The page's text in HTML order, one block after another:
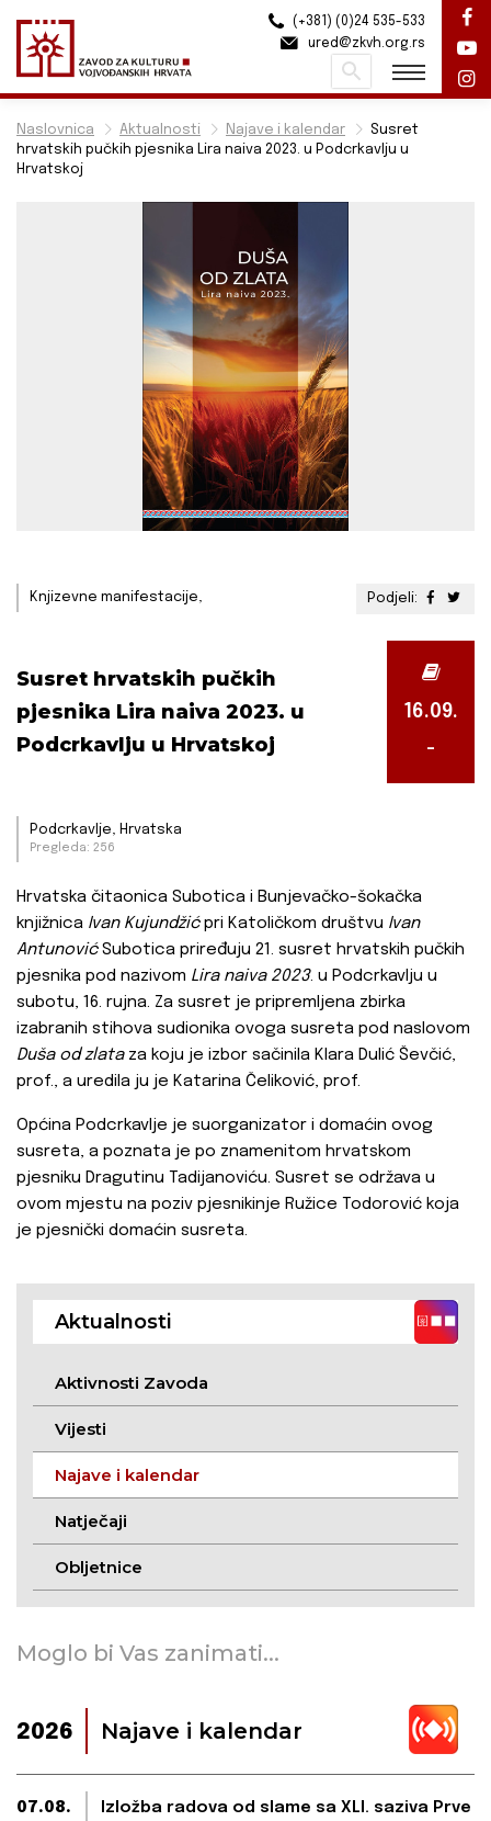
Naslovnica Aktualnosti Najave i kalendar
Susret
hrvatskih pučkih pjesnika Lira naiva 2023. u Podcrkavlju u
Hrvatskoj
Podjeli:
Knjizevne manifestacije,
16.09.
-
Susret hrvatskih pučkih
pjesnika Lira naiva 2023. u
Podcrkavlju u Hrvatskoj
Podcrkavlje, Hrvatska
Pregleda: 256
Hrvatska čitaonica Subotica i Bunjevačko-šokačka
knjižnica Ivan Kujundžićpri Katoličkom društvu Ivan
AntunovićSubotica priređuju 21. susret hrvatskih pučkih
pjesnika pod nazivom Lira naiva 2023. u Podcrkavlju u
subotu, 16. rujna. Za susret je pripremljena zbirka
izabranih stihova sudionika ovoga susreta pod naslovom
Duša od zlataza koju je izbor sačinila Klara Dulić Ševčić,
prof., a uredila ju je Katarina Čeliković, prof.
Općina Podcrkavlje je suorganizator i domaćin ovog
susreta, a poznata je po znamenitom hrvatskom
pjesniku Dragutinu Tadijanoviću. Susret se održava u
ovom mjestu na poziv pjesnikinje Ružice Todorović koja
je pjesnički domaćin susreta.
Aktualnosti
Aktivnosti Zavoda
Vijesti
Najave i kalendar
Natječaji
Obljetnice
Moglo bi Vas zanimati...
2026 Najave i kalendar
07.08.
Izložba radova od slame sa XLI. saziva Prve
(+381) (0)24 535-533
ured@zkvh.org.rs
Pretraži